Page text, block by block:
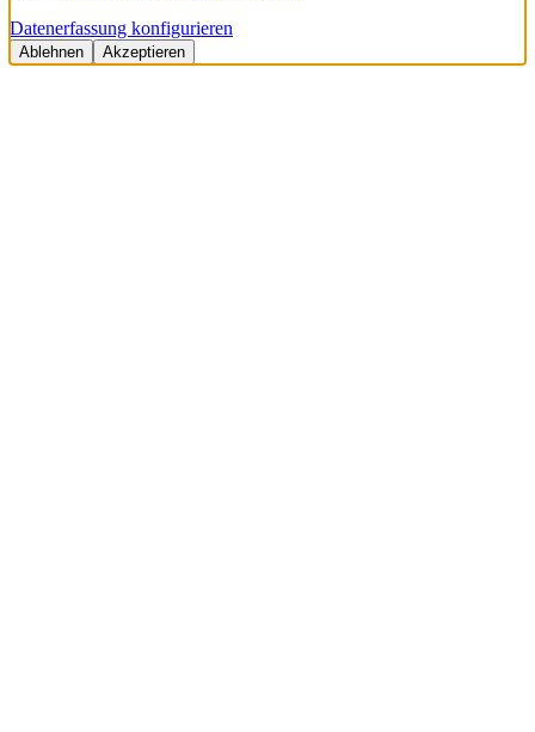
Datenerfassung konfigurieren
Ablehnen Akzeptieren